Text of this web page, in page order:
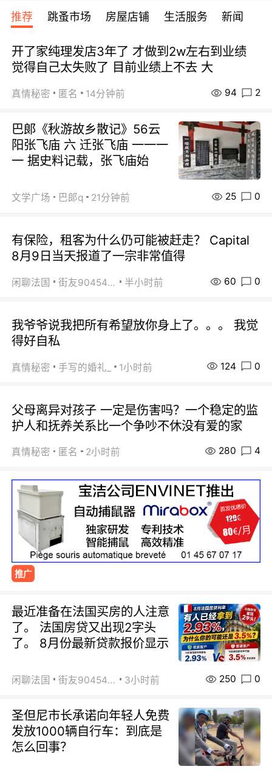
宾馆 108欧/天起
全程756欧/位
欧/天起 ~包拼房
每周铁发！
推荐 跳蚤市场 房屋店铺 生活服务 新闻
开了家纯理发店3年了 才做到2w左右到业绩
觉得自己太失败了 目前业绩上不去 大
真情秘密 匿名 14分钟前 94 2
巴郞《秋游故乡散记》56云
阳张飞庙 六 迁张飞庙 一一一
一 据史料记载，张飞庙始
文学广场 巴郞q 21分钟前 25 0
有保险，租客为什么仍可能被赶走？ Capital
8月9日当天报道了一宗非常值得
闲聊法国 街友90454511 半小时前 60 0
我爷爷说我把所有希望放你身上了。。。 我觉
得好自私
真情秘密 手写的婚礼_ 1小时前 124 0
父母离异对孩子 一定是伤害吗？一个稳定的监
护人和抚养关系比一个争吵不休没有爱的家
真情秘密 匿名 2小时前 280 4
推广
最近准备在法国买房的人注意
了。 法国房贷又出现2字头
了。 8月份最新贷款报价显示
闲聊法国 街友90454511 3小时前 250 0
圣但尼市长承诺向年轻人免费
发放1000辆自行车：到底是
怎么回事？